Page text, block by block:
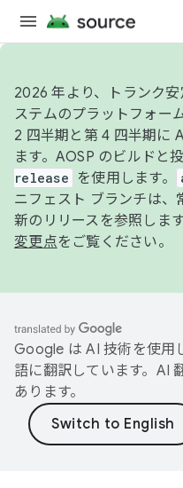
2026 年より、トランク
ステムのプラットフォー
2 四半期と第 4 四半期に
ます。AOSP のビルドと
release
を使用します。
ニフェスト ブランチは、
新のリリースを参照しま
変更点をご覧ください。
Google は AI 技術を使用
語に翻訳しています。AI
あります。